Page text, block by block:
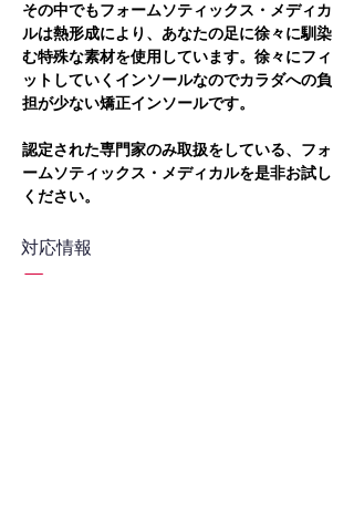
その中でもフォームソティックス・メディカ
ルは熱形成により、あなたの足に徐々に馴染
む特殊な素材を使用しています。徐々にフィ
ットしていくインソールなのでカラダへの負
担が少ない矯正インソールです。
認定された専門家のみ取扱をしている、フォ
ームソティックス・メディカルを是非お試し
ください。
対応情報